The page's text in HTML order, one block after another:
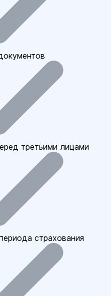
третьими лицами
страхования